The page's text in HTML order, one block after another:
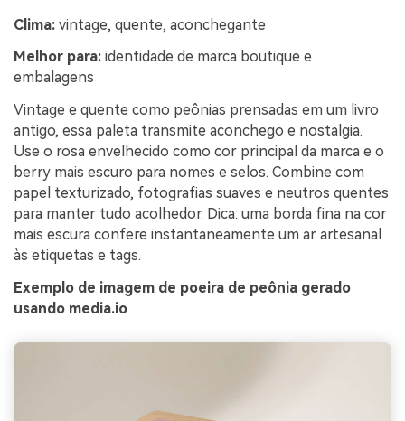
Clima: vintage, quente, aconchegante
Melhor para: identidade de marca boutique e
embalagens
Vintage e quente como peônias prensadas em um livro
antigo, essa paleta transmite aconchego e nostalgia.
Use o rosa envelhecido como cor principal da marca e o
berry mais escuro para nomes e selos. Combine com
papel texturizado, fotografias suaves e neutros quentes
para manter tudo acolhedor. Dica: uma borda fina na cor
mais escura confere instantaneamente um ar artesanal
às etiquetas e tags.
Exemplo de imagem de poeira de peônia gerado
usando media.io